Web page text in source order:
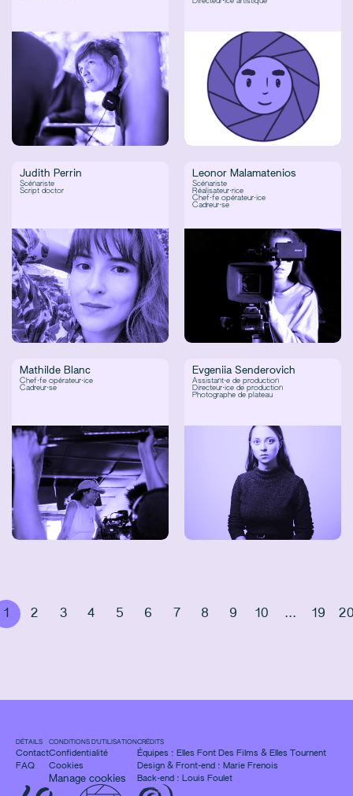
Judith Perrin
Scénariste
Script doctor
Leonor Malamatenios
Scénariste
Réalisateur·rice
Chef·fe opérateur·ice
Cadreur·se
Mathilde Blanc
Chef·fe opérateur·ice
Cadreur·se
Evgeniia Senderovich
Assistant·e de production
Directeur·ice de production
Photographe de plateau
1 2 3 4 5 6 7 8 9 10 ... 19
DÉTAILS
Contact
FAQ
CONDITIONS D'UTILISATION
Confidentialité
Cookies
Manage cookies
CRÉDITS
Équipes : Elles Font Des Films & Elles Tournent
Design & Front-end : Marie Frenois
Back-end : Louis Foulet